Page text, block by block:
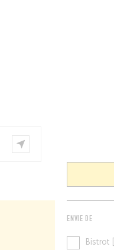
ENVIE DE
Bistrot